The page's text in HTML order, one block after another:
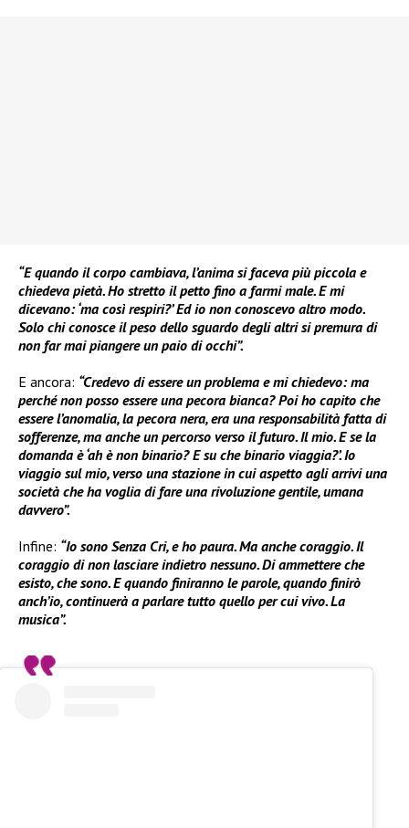
“E quando il corpo cambiava, l’anima si faceva più piccola e
chiedeva pietà. Ho stretto il petto fino a farmi male. E mi
dicevano: ‘ma così respiri?’ Ed io non conoscevo altro modo.
Solo chi conosce il peso dello sguardo degli altri si premura di
non far mai piangere un paio di occhi”.
E ancora: “Credevo di essere un problema e mi chiedevo: ma
perché non posso essere una pecora bianca? Poi ho capito che
essere l’anomalia, la pecora nera, era una responsabilità fatta di
sofferenze, ma anche un percorso verso il futuro. Il mio. E se la
domanda è ‘ah è non binario? E su che binario viaggia?’. Io
viaggio sul mio, verso una stazione in cui aspetto agli arrivi una
società che ha voglia di fare una rivoluzione gentile, umana
davvero”.
Infine: “Io sono Senza Cri, e ho paura. Ma anche coraggio. Il
coraggio di non lasciare indietro nessuno. Di ammettere che
esisto, che sono. E quando finiranno le parole, quando finirò
anch’io, continuerà a parlare tutto quello per cui vivo. La
musica”.